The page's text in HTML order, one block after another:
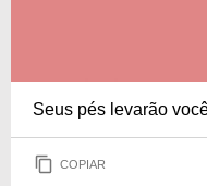
Seus pés levarão
COPIAR